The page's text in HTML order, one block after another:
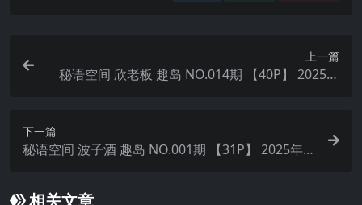
上一篇
秘语空间 欣老板 趣岛 NO.014期 【40P】 2025年
下一篇
秘语空间 波子酒 趣岛 NO.001期 【31P】 2025年
相关文章